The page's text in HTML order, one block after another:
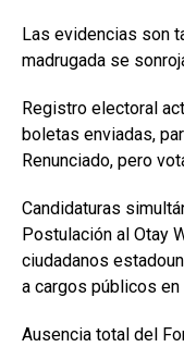
Las evidencias son
madrugada se
Registro electoral
boletas enviadas,
Renunciado, pero
Candidaturas
Postulación al Otay
ciudadanos
a cargos públicos en
Ausencia total del